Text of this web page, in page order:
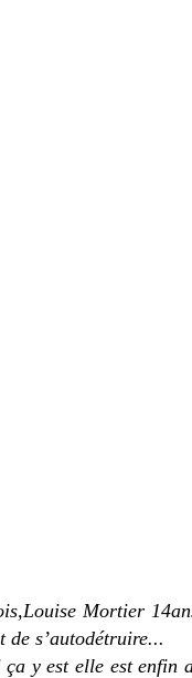
Mortier
de s’autodétruire...
y est elle est enfin